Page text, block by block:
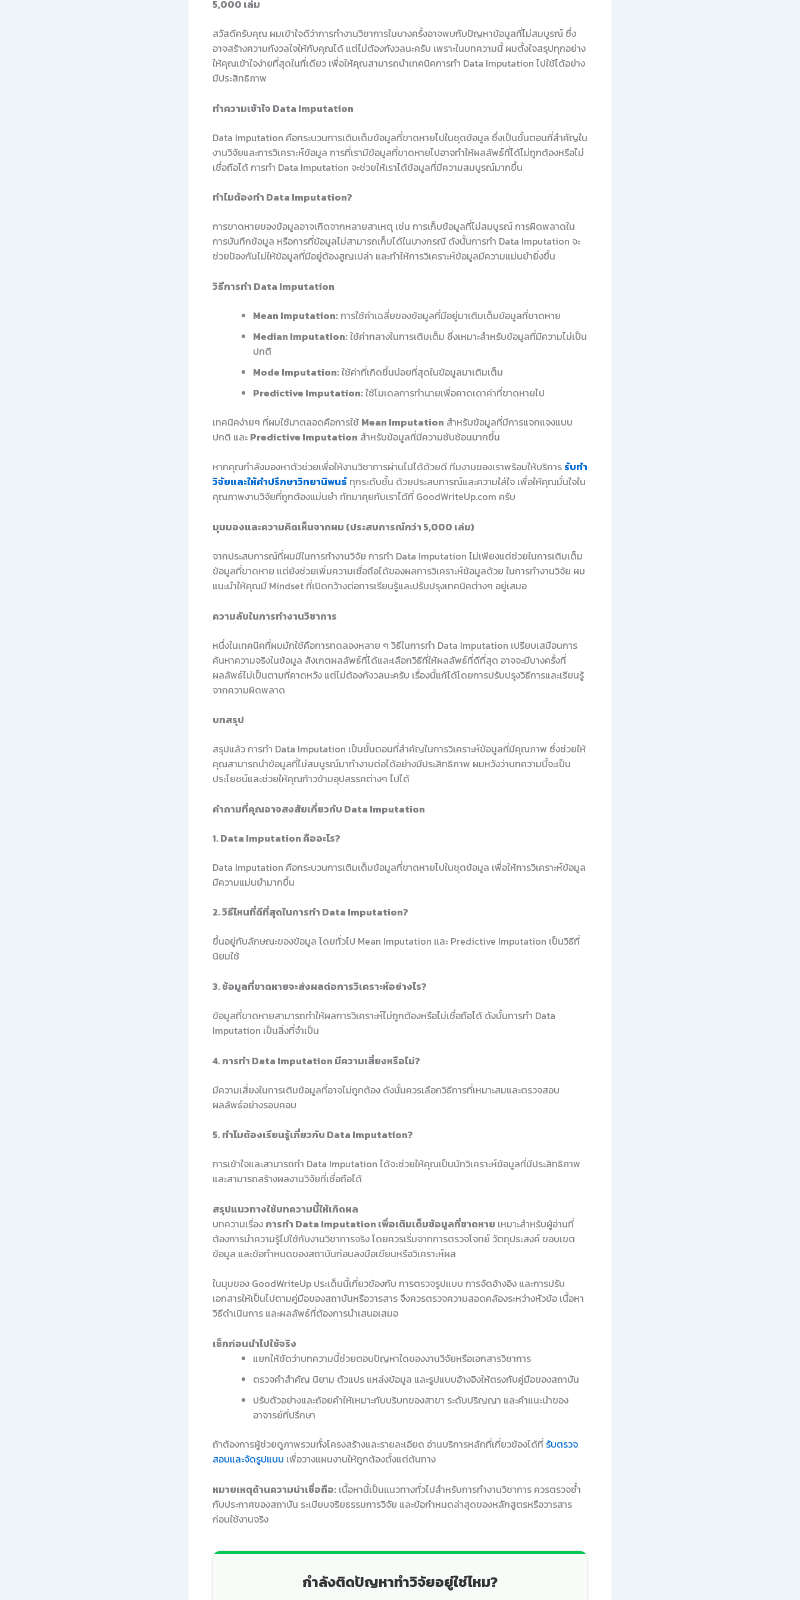
5,000 เล่ม
สวัสดีครับคุณ ผมเข้าใจดีว่าการทำงานวิชาการในบางครั้งอาจพบกับปัญหาข้อมูลที่ไม่สมบูรณ์ ซึ่ง
อาจสร้างความกังวลใจให้กับคุณได้ แต่ไม่ต้องกังวลนะครับ เพราะในบทความนี้ ผมตั้งใจสรุปทุกอย่าง
ให้คุณเข้าใจง่ายที่สุดในที่เดียว เพื่อให้คุณสามารถนำเทคนิคการทำ Data Imputation ไปใช้ได้อย่าง
มีประสิทธิภาพ
ทำความเข้าใจ Data Imputation
Data Imputation คือกระบวนการเติมเต็มข้อมูลที่ขาดหายไปในชุดข้อมูล ซึ่งเป็นขั้นตอนที่สำคัญใน
งานวิจัยและการวิเคราะห์ข้อมูล การที่เรามีข้อมูลที่ขาดหายไปอาจทำให้ผลลัพธ์ที่ได้ไม่ถูกต้องหรือไม่
เชื่อถือได้ การทำ Data Imputation จะช่วยให้เราได้ข้อมูลที่มีความสมบูรณ์มากขึ้น
ทำไมต้องทำ Data Imputation?
การขาดหายของข้อมูลอาจเกิดจากหลายสาเหตุ เช่น การเก็บข้อมูลที่ไม่สมบูรณ์ การผิดพลาดใน
การบันทึกข้อมูล หรือการที่ข้อมูลไม่สามารถเก็บได้ในบางกรณี ดังนั้นการทำ Data Imputation จะ
ช่วยป้องกันไม่ให้ข้อมูลที่มีอยู่ต้องสูญเปล่า และทำให้การวิเคราะห์ข้อมูลมีความแม่นยำยิ่งขึ้น
วิธีการทำ Data Imputation
Mean Imputation: การใช้ค่าเฉลี่ยของข้อมูลที่มีอยู่มาเติมเต็มข้อมูลที่ขาดหาย
Median Imputation: ใช้ค่ากลางในการเติมเต็ม ซึ่งเหมาะสำหรับข้อมูลที่มีความไม่เป็น
ปกติ
Mode Imputation: ใช้ค่าที่เกิดขึ้นบ่อยที่สุดในข้อมูลมาเติมเต็ม
Predictive Imputation: ใช้โมเดลการทำนายเพื่อคาดเดาค่าที่ขาดหายไป
เทคนิคง่ายๆ ที่ผมใช้มาตลอดคือการใช้ Mean Imputation สำหรับข้อมูลที่มีการแจกแจงแบบ
ปกติ และ Predictive Imputation สำหรับข้อมูลที่มีความซับซ้อนมากขึ้น
หากคุณกำลังมองหาตัวช่วยเพื่อให้งานวิชาการผ่านไปได้ด้วยดี ทีมงานของเราพร้อมให้บริการ รับทำ
วิจัยและให้คำปรึกษาวิทยานิพนธ์ ทุกระดับชั้น ด้วยประสบการณ์และความใส่ใจ เพื่อให้คุณมั่นใจใน
คุณภาพงานวิจัยที่ถูกต้องแม่นยำ ทักมาคุยกับเราได้ที่ GoodWriteUp.com ครับ
มุมมองและความคิดเห็นจากผม (ประสบการณ์กว่า 5,000 เล่ม)
จากประสบการณ์ที่ผมมีในการทำงานวิจัย การทำ Data Imputation ไม่เพียงแต่ช่วยในการเติมเต็ม
ข้อมูลที่ขาดหาย แต่ยังช่วยเพิ่มความเชื่อถือได้ของผลการวิเคราะห์ข้อมูลด้วย ในการทำงานวิจัย ผม
แนะนำให้คุณมี Mindset ที่เปิดกว้างต่อการเรียนรู้และปรับปรุงเทคนิคต่างๆ อยู่เสมอ
ความลับในการทำงานวิชาการ
หนึ่งในเทคนิคที่ผมมักใช้คือการทดลองหลาย ๆ วิธีในการทำ Data Imputation เปรียบเสมือนการ
ค้นหาความจริงในข้อมูล สังเกตผลลัพธ์ที่ได้และเลือกวิธีที่ให้ผลลัพธ์ที่ดีที่สุด อาจจะมีบางครั้งที่
ผลลัพธ์ไม่เป็นตามที่คาดหวัง แต่ไม่ต้องกังวลนะครับ เรื่องนี้แก้ได้โดยการปรับปรุงวิธีการและเรียนรู้
จากความผิดพลาด
บทสรุป
สรุปแล้ว การทำ Data Imputation เป็นขั้นตอนที่สำคัญในการวิเคราะห์ข้อมูลที่มีคุณภาพ ซึ่งช่วยให้
คุณสามารถนำข้อมูลที่ไม่สมบูรณ์มาทำงานต่อได้อย่างมีประสิทธิภาพ ผมหวังว่าบทความนี้จะเป็น
ประโยชน์และช่วยให้คุณก้าวข้ามอุปสรรคต่างๆ ไปได้
คำถามที่คุณอาจสงสัยเกี่ยวกับ Data Imputation
1. Data Imputation คืออะไร?
Data Imputation คือกระบวนการเติมเต็มข้อมูลที่ขาดหายไปในชุดข้อมูล เพื่อให้การวิเคราะห์ข้อมูล
มีความแม่นยำมากขึ้น
2. วิธีไหนที่ดีที่สุดในการทำ Data Imputation?
ขึ้นอยู่กับลักษณะของข้อมูล โดยทั่วไป Mean Imputation และ Predictive Imputation เป็นวิธีที่
นิยมใช้
3. ข้อมูลที่ขาดหายจะส่งผลต่อการวิเคราะห์อย่างไร?
ข้อมูลที่ขาดหายสามารถทำให้ผลการวิเคราะห์ไม่ถูกต้องหรือไม่เชื่อถือได้ ดังนั้นการทำ Data
Imputation เป็นสิ่งที่จำเป็น
4. การทำ Data Imputation มีความเสี่ยงหรือไม่?
มีความเสี่ยงในการเติมข้อมูลที่อาจไม่ถูกต้อง ดังนั้นควรเลือกวิธีการที่เหมาะสมและตรวจสอบ
ผลลัพธ์อย่างรอบคอบ
5. ทำไมต้องเรียนรู้เกี่ยวกับ Data Imputation?
การเข้าใจและสามารถทำ Data Imputation ได้จะช่วยให้คุณเป็นนักวิเคราะห์ข้อมูลที่มีประสิทธิภาพ
และสามารถสร้างผลงานวิจัยที่เชื่อถือได้
สรุปแนวทางใช้บทความนี้ให้เกิดผล
บทความเรื่อง การทำ Data Imputation เพื่อเติมเต็มข้อมูลที่ขาดหาย เหมาะสำหรับผู้อ่านที่
ต้องการนำความรู้ไปใช้กับงานวิชาการจริง โดยควรเริ่มจากการตรวจโจทย์ วัตถุประสงค์ ขอบเขต
ข้อมูล และข้อกำหนดของสถาบันก่อนลงมือเขียนหรือวิเคราะห์ผล
ในมุมของ GoodWriteUp ประเด็นนี้เกี่ยวข้องกับ การตรวจรูปแบบ การจัดอ้างอิง และการปรับ
เอกสารให้เป็นไปตามคู่มือของสถาบันหรือวารสาร จึงควรตรวจความสอดคล้องระหว่างหัวข้อ เนื้อหา
วิธีดำเนินการ และผลลัพธ์ที่ต้องการนำเสนอเสมอ
เช็กก่อนนำไปใช้จริง
แยกให้ชัดว่าบทความนี้ช่วยตอบปัญหาใดของงานวิจัยหรือเอกสารวิชาการ
ตรวจคำสำคัญ นิยาม ตัวแปร แหล่งข้อมูล และรูปแบบอ้างอิงให้ตรงกับคู่มือของสถาบัน
ปรับตัวอย่างและถ้อยคำให้เหมาะกับบริบทของสาขา ระดับปริญญา และคำแนะนำของ
อาจารย์ที่ปรึกษา
ถ้าต้องการผู้ช่วยดูภาพรวมทั้งโครงสร้างและรายละเอียด อ่านบริการหลักที่เกี่ยวข้องได้ที่ รับตรวจ
สอบและจัดรูปแบบ เพื่อวางแผนงานให้ถูกต้องตั้งแต่ต้นทาง
หมายเหตุด้านความน่าเชื่อถือ: เนื้อหานี้เป็นแนวทางทั่วไปสำหรับการทำงานวิชาการ ควรตรวจซ้ำ
กับประกาศของสถาบัน ระเบียบจริยธรรมการวิจัย และข้อกำหนดล่าสุดของหลักสูตรหรือวารสาร
ก่อนใช้งานจริง
กำลังติดปัญหาทำวิจัยอยู่ใช่ไหม?